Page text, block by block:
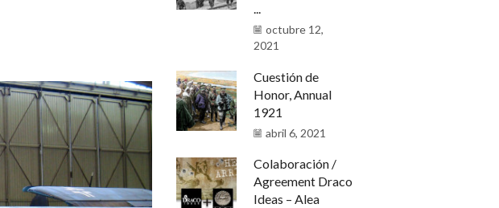
...
octubre 12,
2021
Cuestión de
Honor, Annual
1921
abril 6, 2021
Colaboración /
Agreement Draco
Ideas – Alea